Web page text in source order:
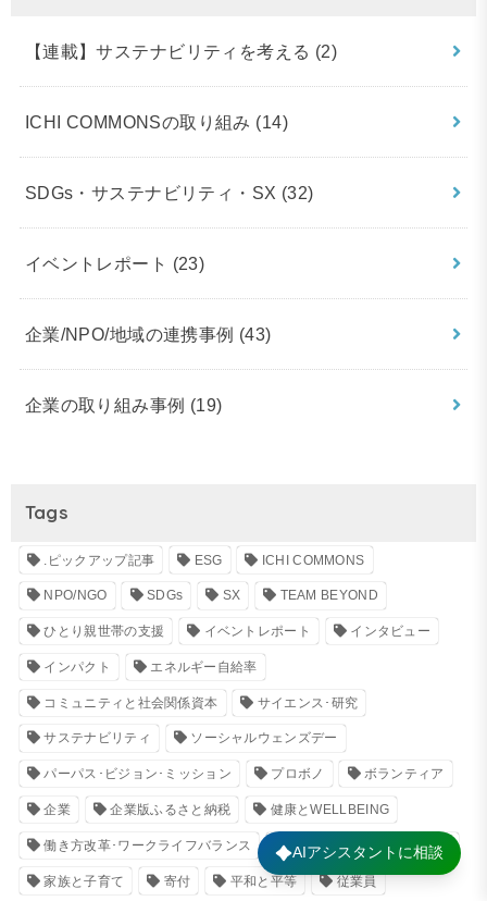
【連載】サステナビリティを考える (2)
ICHI COMMONSの取り組み (14)
SDGs・サステナビリティ・SX (32)
イベントレポート (23)
企業/NPO/地域の連携事例 (43)
企業の取り組み事例 (19)
Tags
.ピックアップ記事 ESG ICHI COMMONS
NPO/NGO SDGs SX TEAM BEYOND
ひとり親世帯の支援 イベントレポート インタビュー
インパクト エネルギー自給率
コミュニティと社会関係資本 サイエンス･研究
サステナビリティ ソーシャルウェンズデー
パーパス･ビジョン･ミッション プロボノ ボランティア
企業 企業版ふるさと納税 健康とWELLBEING
働き方改革･ワークライフバランス 報告書 子どもの貧困
家族と子育て 寄付 平和と平等 従業員